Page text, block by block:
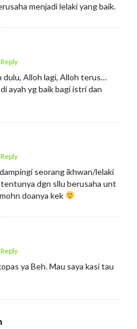
menjadi lelaki yang baik.
dulu, Alloh lagi, Alloh terus…
ayah yg baik bagi istri dan
seorang ikhwan/lelaki
dgn sllu berusaha unt
doanya kek
ya Beh. Mau saya kasi tau